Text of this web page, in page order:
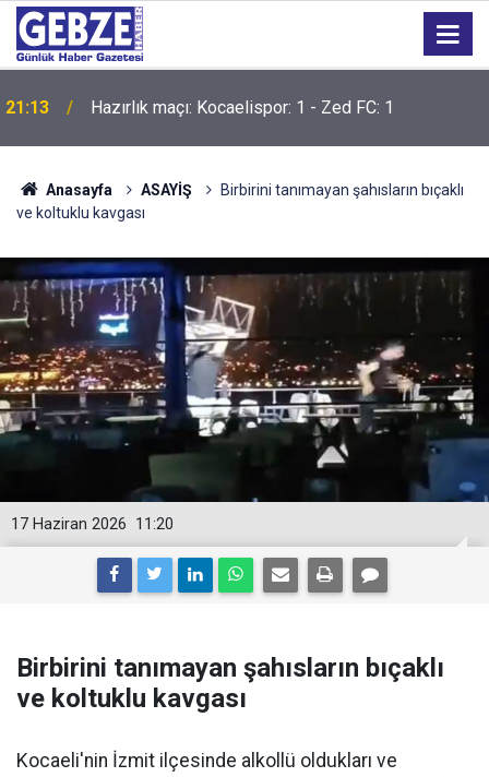
21:13 Hazırlık maçı: Kocaelispor: 1 - Zed FC: 1
Anasayfa ASAYİŞ
Birbirini tanımayan şahısların bıçaklı
ve koltuklu kavgası
11:20
17 Haziran 2026
Birbirini tanımayan şahısların bıçaklı
ve koltuklu kavgası
Kocaeli'nin İzmit ilçesinde alkollü oldukları ve